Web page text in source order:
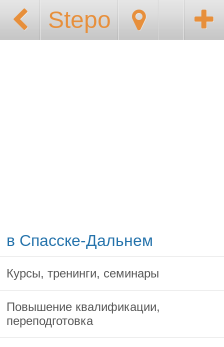
Stepo
в Спасске-Дальнем
Курсы, тренинги, семинары
Повышение квалификации,
переподготовка